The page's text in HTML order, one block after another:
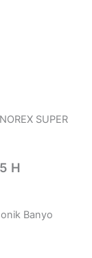
SUPER
H
Banyo